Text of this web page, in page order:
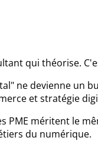
qui théorise.
ne devienne un
et stratégie
PME méritent le
du numérique.